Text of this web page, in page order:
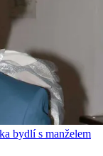
bydlí s manželem